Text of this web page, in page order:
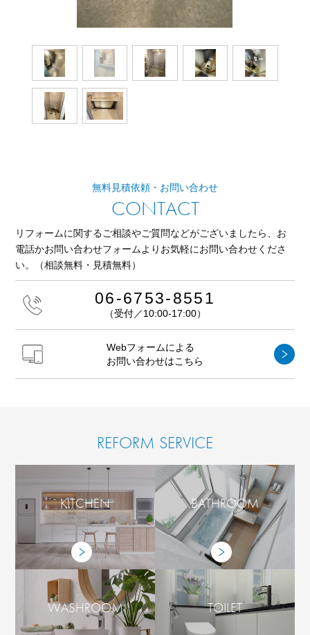
無料見積依頼・お問い合わせ
CONTACT
リフォームに関するご相談やご質問などがございましたら、 お
電話かお問い合わせフォームよりお気軽にお問い合わせくださ
い。
（相談無料・見積無料）
06-6753-8551
（受付／10:00-17:00）
Webフォームによる
お問い合わせはこちら
REFORM SERVICE
KITCHEN BATHROOM
WASHROOM TOILET